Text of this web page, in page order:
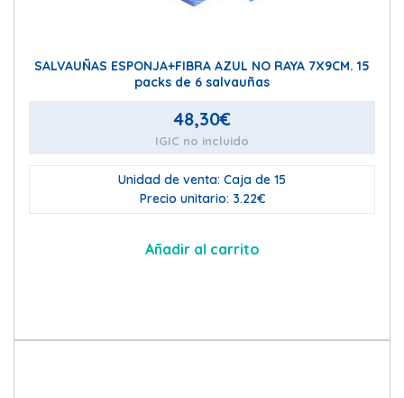
SALVAUÑAS ESPONJA+FIBRA AZUL NO RAYA 7X9CM. 15
packs de 6 salvauñas
48,30€
IGIC no incluido
Unidad de venta: Caja de 15
Precio unitario: 3.22€
Añadir al carrito